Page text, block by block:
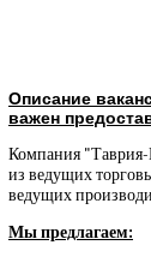
Описание
важен
Компания "Таврия-
из ведущих
ведущих
Мы предлагаем: